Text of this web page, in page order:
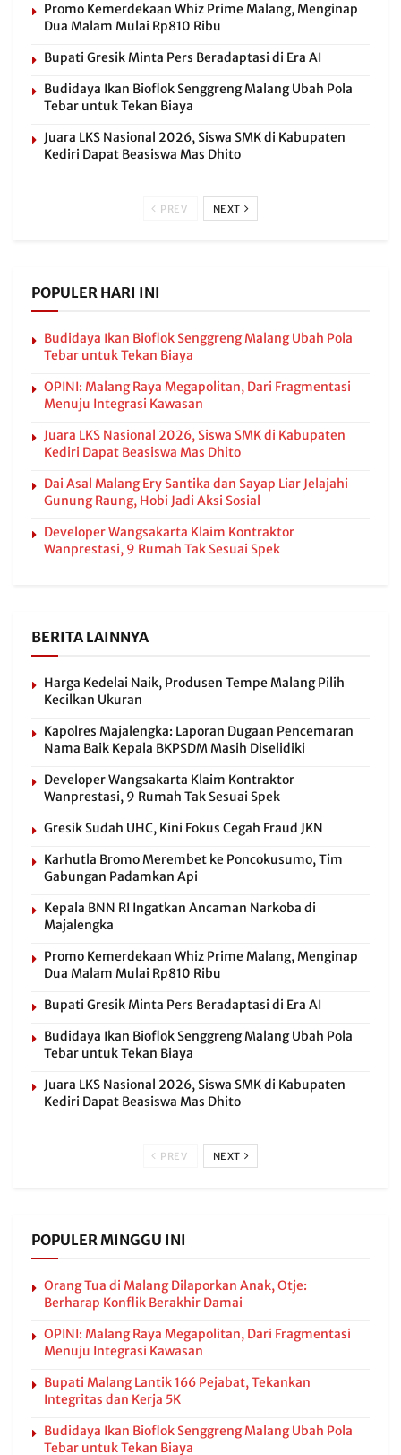
Promo Kemerdekaan Whiz Prime Malang, Menginap
Dua Malam Mulai Rp810 Ribu
Bupati Gresik Minta Pers Beradaptasi di Era AI
Budidaya Ikan Bioflok Senggreng Malang Ubah Pola
Tebar untuk Tekan Biaya
Juara LKS Nasional 2026, Siswa SMK di Kabupaten
Kediri Dapat Beasiswa Mas Dhito
PREV NEXT
POPULER HARI INI
Budidaya Ikan Bioflok Senggreng Malang Ubah Pola
Tebar untuk Tekan Biaya
OPINI: Malang Raya Megapolitan, Dari Fragmentasi
Menuju Integrasi Kawasan
Juara LKS Nasional 2026, Siswa SMK di Kabupaten
Kediri Dapat Beasiswa Mas Dhito
Dai Asal Malang Ery Santika dan Sayap Liar Jelajahi
Gunung Raung, Hobi Jadi Aksi Sosial
Developer Wangsakarta Klaim Kontraktor
Wanprestasi, 9 Rumah Tak Sesuai Spek
BERITA LAINNYA
Harga Kedelai Naik, Produsen Tempe Malang Pilih
Kecilkan Ukuran
Kapolres Majalengka: Laporan Dugaan Pencemaran
Nama Baik Kepala BKPSDM Masih Diselidiki
Developer Wangsakarta Klaim Kontraktor
Wanprestasi, 9 Rumah Tak Sesuai Spek
Gresik Sudah UHC, Kini Fokus Cegah Fraud JKN
Karhutla Bromo Merembet ke Poncokusumo, Tim
Gabungan Padamkan Api
Kepala BNN RI Ingatkan Ancaman Narkoba di
Majalengka
Promo Kemerdekaan Whiz Prime Malang, Menginap
Dua Malam Mulai Rp810 Ribu
Bupati Gresik Minta Pers Beradaptasi di Era AI
Budidaya Ikan Bioflok Senggreng Malang Ubah Pola
Tebar untuk Tekan Biaya
Juara LKS Nasional 2026, Siswa SMK di Kabupaten
Kediri Dapat Beasiswa Mas Dhito
PREV NEXT
POPULER MINGGU INI
Orang Tua di Malang Dilaporkan Anak, Otje:
Berharap Konflik Berakhir Damai
OPINI: Malang Raya Megapolitan, Dari Fragmentasi
Menuju Integrasi Kawasan
Bupati Malang Lantik 166 Pejabat, Tekankan
Integritas dan Kerja 5K
Budidaya Ikan Bioflok Senggreng Malang Ubah Pola
Tebar untuk Tekan Biaya